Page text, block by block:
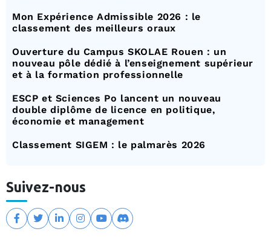
Mon Expérience Admissible 2026 : le
classement des meilleurs oraux
Ouverture du Campus SKOLAE Rouen : un
nouveau pôle dédié à l’enseignement supérieur
et à la formation professionnelle
ESCP et Sciences Po lancent un nouveau
double diplôme de licence en politique,
économie et management
Classement SIGEM : le palmarès 2026
Suivez-nous